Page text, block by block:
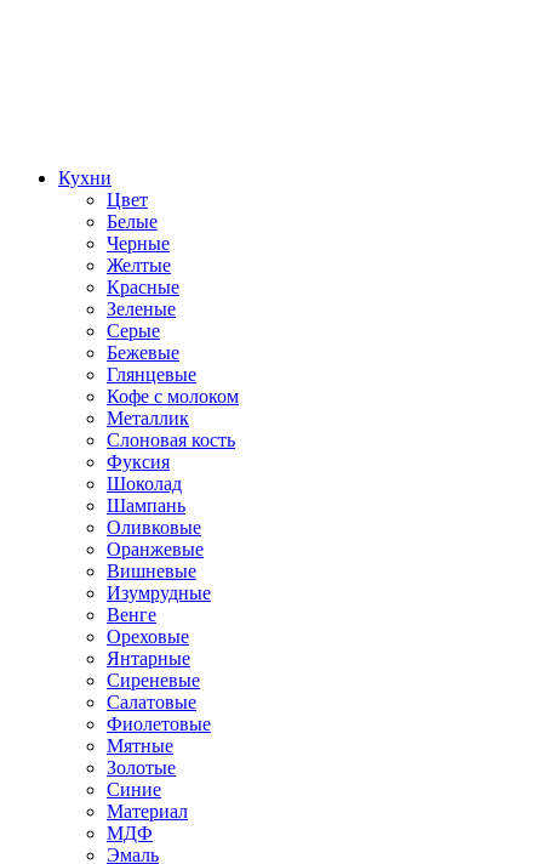
Кухни
Цвет
Белые
Черные
Желтые
Красные
Зеленые
Серые
Бежевые
Глянцевые
Кофе с молоком
Металлик
Слоновая кость
Фуксия
Шоколад
Шампань
Оливковые
Оранжевые
Вишневые
Изумрудные
Венге
Ореховые
Янтарные
Сиреневые
Салатовые
Фиолетовые
Мятные
Золотые
Синие
Материал
МДФ
Эмаль